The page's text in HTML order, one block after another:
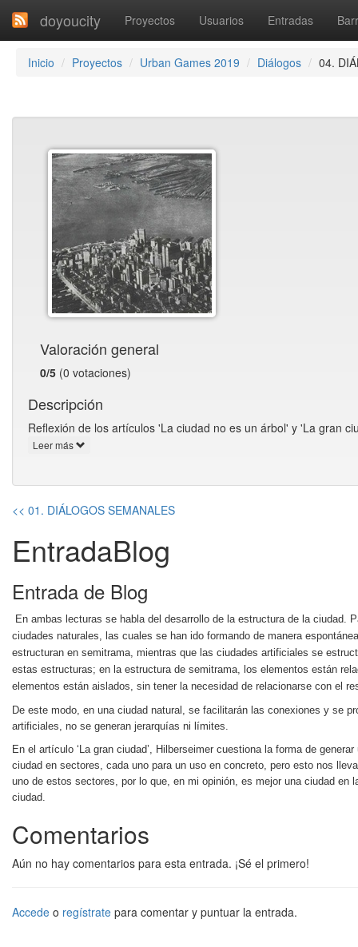
doyoucity Proyectos Usuarios Entradas
Inicio Proyectos Urban Games 2019 Diálogos 04.
Valoración general
0/5 (0 votaciones)
Descripción
Reflexión de los artículos 'La ciudad no es un árbol' y 'La gran
Leer más
<< 01. DIÁLOGOS SEMANALES
EntradaBlog
Entrada de Blog
En ambas lecturas se habla del desarrollo de la estructura de la ciudad.
ciudades naturales, las cuales se han ido formando de manera
estructuran en semitrama, mientras que las ciudades artificiales se
estas estructuras; en la estructura de semitrama, los elementos están
elementos están aislados, sin tener la necesidad de relacionarse con el
De este modo, en una ciudad natural, se facilitarán las conexiones y se
artificiales, no se generan jerarquías ni límites.
En el artículo ‘La gran ciudad’, Hilberseimer cuestiona la forma de
ciudad en sectores, cada uno para un uso en concreto, pero esto nos
uno de estos sectores, por lo que, en mi opinión, es mejor una ciudad
ciudad.
Comentarios
Aún no hay comentarios para esta entrada. ¡Sé el primero!
Accede o regístrate para comentar y puntuar la entrada.